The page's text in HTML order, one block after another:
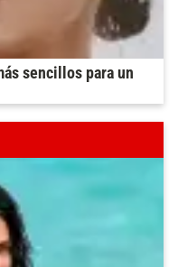
sencillos para un